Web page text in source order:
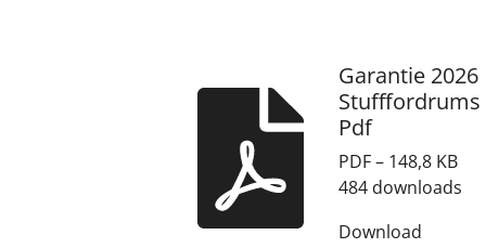
Garantie 2026
Stufffordrums
Pdf
PDF – 148,8 KB
484 downloads
Download